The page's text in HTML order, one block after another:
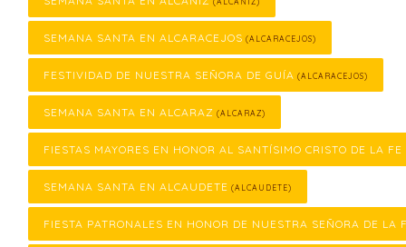
SEMANA SANTA EN ALCARACEJOS (ALCARACEJOS)
FESTIVIDAD DE NUESTRA SEÑORA DE GUÍA (ALCARACEJOS)
SEMANA SANTA EN ALCARAZ (ALCARAZ)
FIESTAS MAYORES EN HONOR AL SANTÍSIMO CRISTO DE LA FE
SEMANA SANTA EN ALCAUDETE (ALCAUDETE)
FIESTA PATRONALES EN HONOR DE NUESTRA SEÑORA DE LA